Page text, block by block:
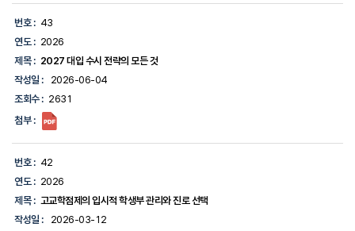
수,
첨
파
일
정
보
제
합
니
번호 : 43
연도 : 2026
제목 : 2027 대입 수시 전략의 모든 것
작성일 :
2026-06-04
조회수 : 2631
첨부 :
번호 : 42
연도 : 2026
제목 : 고교학점제의 입시적 학생부 관리와 진로 선택
작성일 :
2026-03-12